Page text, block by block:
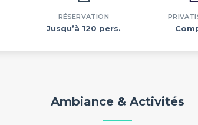
RÉSERVATION
Jusqu’à 120 pers.
Ambiance & Activités